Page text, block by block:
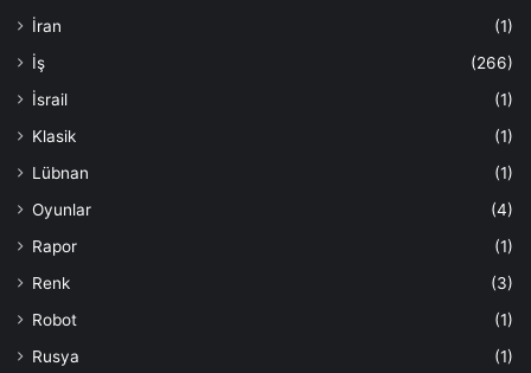
İran
(1)
İş
(266)
İsrail
(1)
Klasik
(1)
Lübnan
(1)
Oyunlar
(4)
Rapor
(1)
Renk
(3)
Robot
(1)
Rusya
(1)